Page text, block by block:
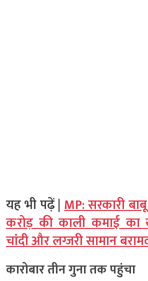
यह भी पढ़ें |MP: सरकारी
करोड़ की काली कमाई का
चांदी और लग्जरी सामान
कारोबार तीन गुना तक पहुंचा